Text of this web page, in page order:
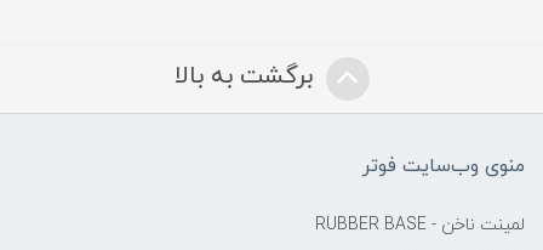
برگشت به بالا
منوی وب‌سایت فوتر
لمینت ناخن - RUBBER BASE